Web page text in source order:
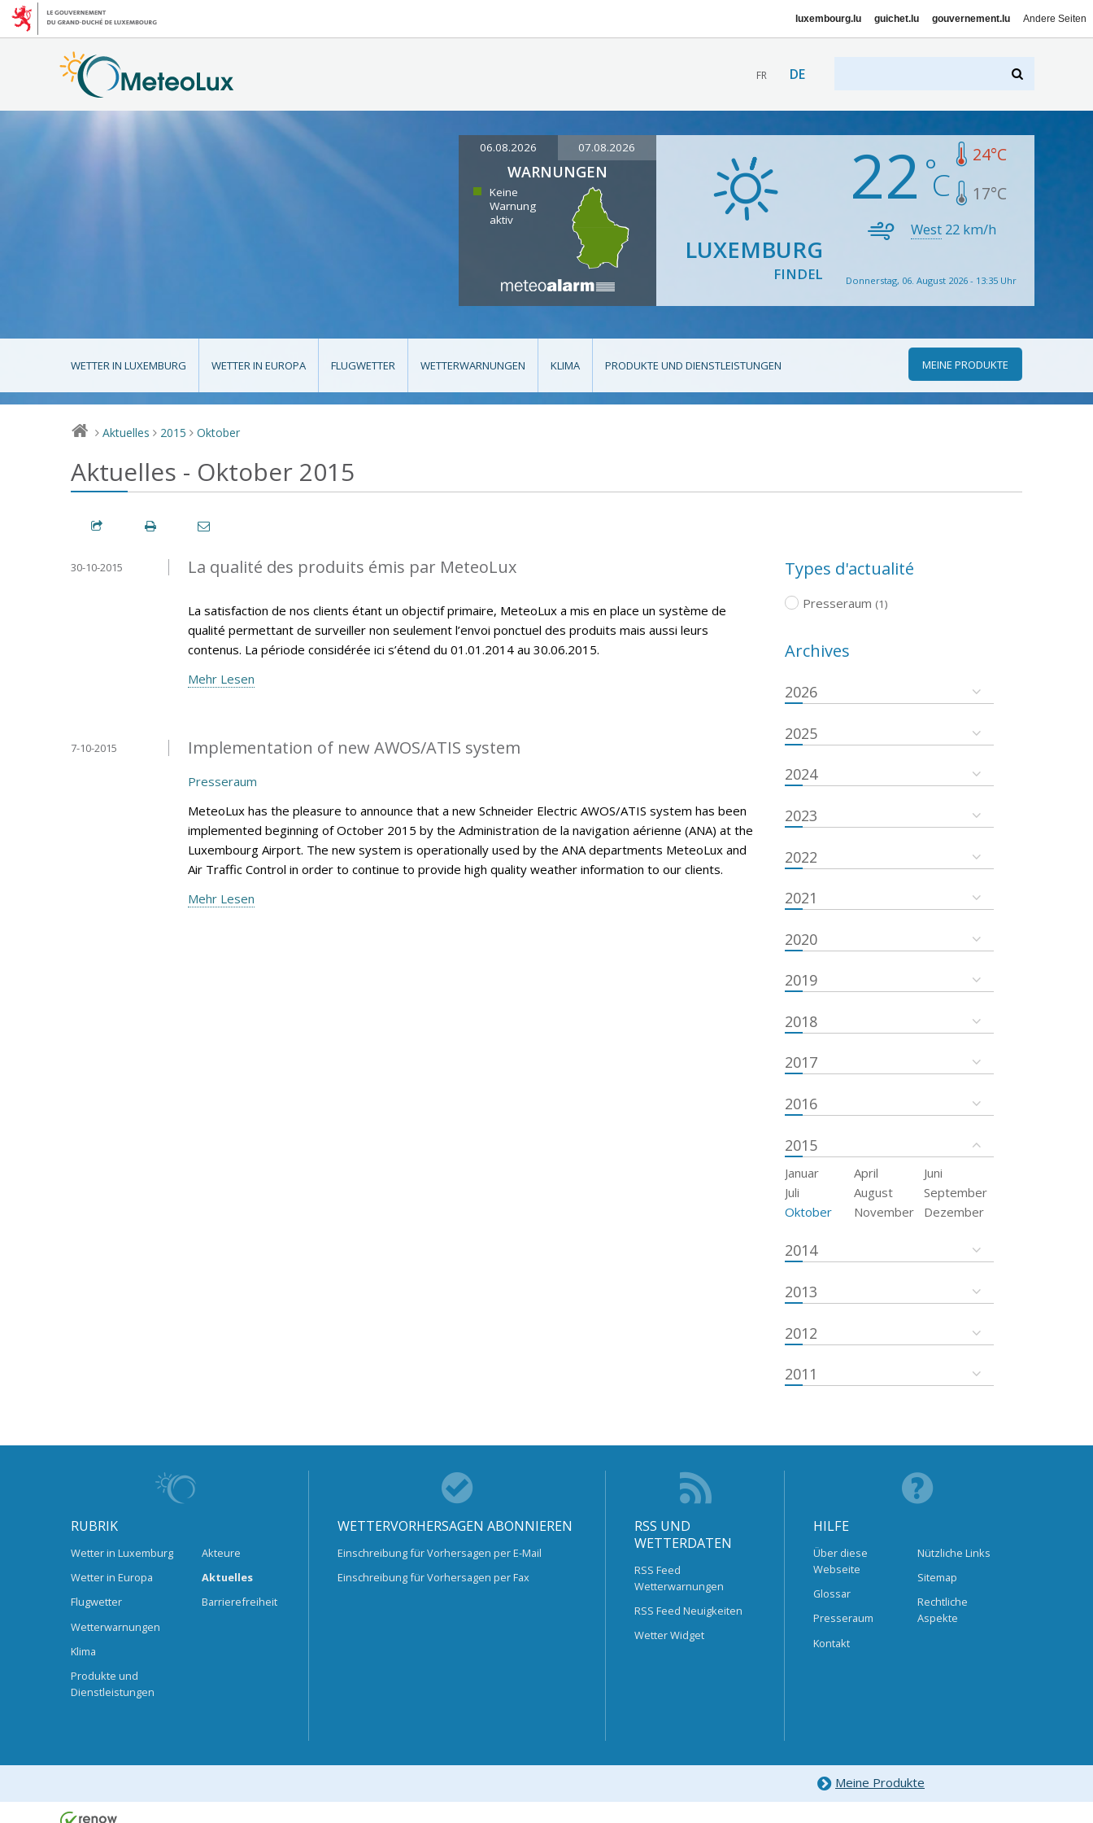
luxembourg.lu guichet.lu gouvernement.lu Andere Seiten
FR DE
06.08.2026 07.08.2026
WARNUNGEN
Keine
Warnung
aktiv
LUXEMBURG
FINDEL
22 24°C
17°C
West 22 km/h
Donnerstag, 06. August 2026 - 13:35 Uhr
WETTER IN LUXEMBURG WETTER IN EUROPA FLUGWETTER WETTERWARNUNGEN KLIMA PRODUKTE UND DIENSTLEISTUNGEN MEINE PRODUKTE
> Aktuelles > 2015 > Oktober
Aktuelles - Oktober 2015
La qualité des produits émis par MeteoLux
30-10-2015
La satisfaction de nos clients étant un objectif primaire, MeteoLux a mis en place un système de
qualité permettant de surveiller non seulement l’envoi ponctuel des produits mais aussi leurs
contenus. La période considérée ici s’étend du 01.01.2014 au 30.06.2015.
Mehr Lesen
Implementation of new AWOS/ATIS system
7-10-2015
Presseraum
MeteoLux has the pleasure to announce that a new Schneider Electric AWOS/ATIS system has been
implemented beginning of October 2015 by the Administration de la navigation aérienne (ANA) at the
Luxembourg Airport. The new system is operationally used by the ANA departments MeteoLux and
Air Traffic Control in order to continue to provide high quality weather information to our clients.
Mehr Lesen
Types d'actualité
Presseraum (1)
Archives
2026
2025
2024
2023
2022
2021
2020
2019
2018
2017
2016
2015
Januar April
Juni
Juli
August
September
Oktober
November Dezember
2014
2013
2012
2011
RUBRIK
Wetter in Luxemburg
Wetter in Europa
Flugwetter
Wetterwarnungen
Klima
Produkte und
Dienstleistungen
Akteure
Aktuelles
Barrierefreiheit
WETTERVORHERSAGEN ABONNIEREN
Einschreibung für Vorhersagen per E-Mail
Einschreibung für Vorhersagen per Fax
RSS UND
WETTERDATEN
RSS Feed
Wetterwarnungen
RSS Feed Neuigkeiten
Wetter Widget
HILFE
Über diese
Webseite
Glossar
Presseraum
Kontakt
Nützliche Links
Sitemap
Rechtliche
Aspekte
Meine Produkte